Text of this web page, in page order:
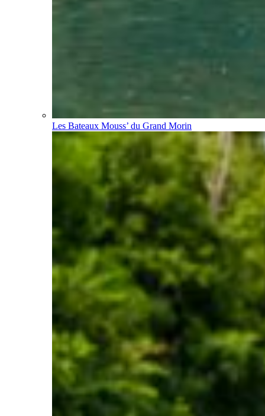
Les Bateaux Mouss’ du Grand Morin